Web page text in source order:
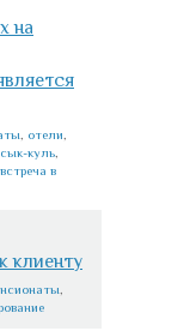
на
отели
куль
встреча в
клиенту